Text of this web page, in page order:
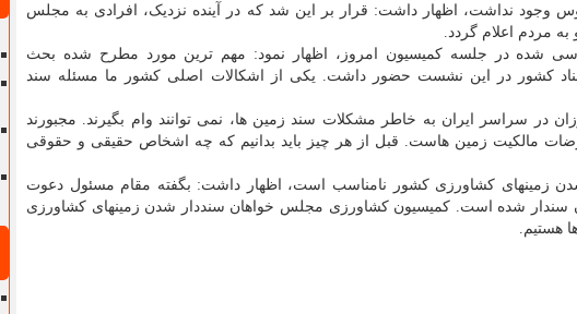
وجود نداشت، اظهار داشت: قرار بر این شد که در آینده نزدیک، افرادی به مجلس
مردم اعلام گردد.
شده در جلسه کمیسیون امروز، اظهار نمود: مهم ترین مورد مطرح شده بحث
کشور در این نشست حضور داشت. یکی از اشکالات اصلی کشور ما مسئله سند
سراسر ایران به خاطر مشکلات سند زمین ها، نمی توانند وام بگیرند. مجبورند
مالکیت زمین هاست. قبل از هر چیز باید بدانیم که چه اشخاص حقیقی و حقوقی
شدن زمینهای کشاورزی کشور نامناسب است، اظهار داشت: بگفته مقام مسئول دعوت
میلیون هکتار اراضی کشاورزی، تنها ۲ میلیون سندار شده است. کمیسیون کشاورزی مجلس خواهان سنددار شدن زمینهای کشاورزی
هستیم.